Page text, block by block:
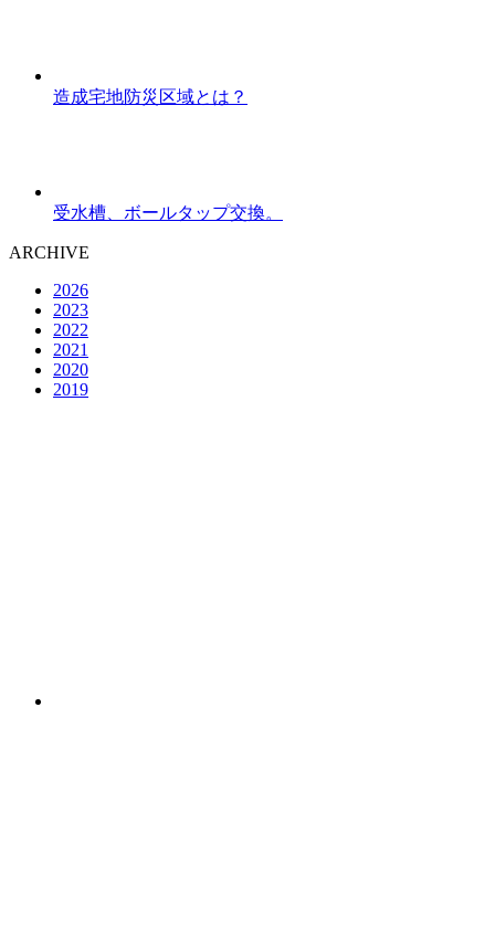
造成宅地防災区域とは？
受水槽、ボールタップ交換。
ARCHIVE
2026
2023
2022
2021
2020
2019